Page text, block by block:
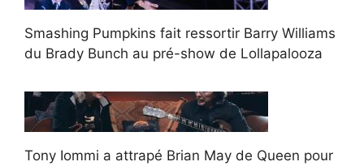
Smashing Pumpkins fait ressortir Barry Williams
du Brady Bunch au pré-show de Lollapalooza
Tony Iommi a attrapé Brian May de Queen pour